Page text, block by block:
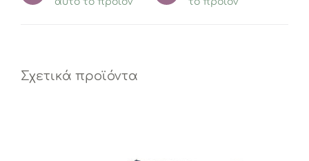
Σχετικά προϊόντα